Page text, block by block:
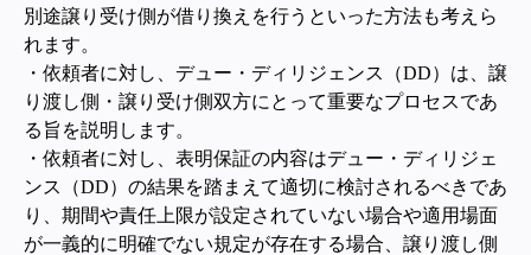
別途譲り受け側が借り換えを行うといった方法も考えら
れます。
・依頼者に対し、デュー・ディリジェンス（DD）は、譲
り渡し側・譲り受け側双方にとって重要なプロセスであ
る旨を説明します。
・依頼者に対し、表明保証の内容はデュー・ディリジェ
ンス（DD）の結果を踏まえて適切に検討されるべきであ
り、期間や責任上限が設定されていない場合や適用場面
が一義的に明確でない規定が存在する場合、譲り渡し側